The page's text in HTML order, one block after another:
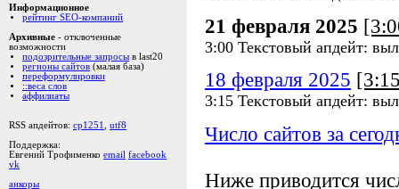
Информационное
рейтинг SEO-компаний
Архивные - отключенные
возможности
подозрительные запросы в last20
регионы сайтов (малая база)
переформулировки
::веса слов
аффилиаты
RSS апдейтов: cp1251
utf8
Поддержка:
Евгений Трофименко email facebook
vk
анкоры
21 февраля 2025
3:00 Текстовый апдейт:
18 февраля 2025
3:15 Текстовый апдейт:
Число сайтов за
Ниже приводится